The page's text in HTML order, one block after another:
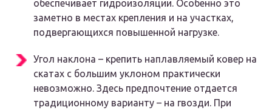
обеспечивает гидроизоляции. Особенно это
заметно в местах крепления и на участках,
подвергающихся повышенной нагрузке.
Угол наклона – крепить наплавляемый ковер на
скатах с большим уклоном практически
невозможно. Здесь предпочтение отдается
традиционному варианту – на гвозди. При